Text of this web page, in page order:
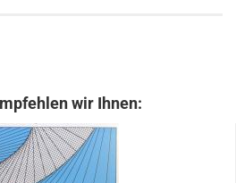
wir Ihnen: